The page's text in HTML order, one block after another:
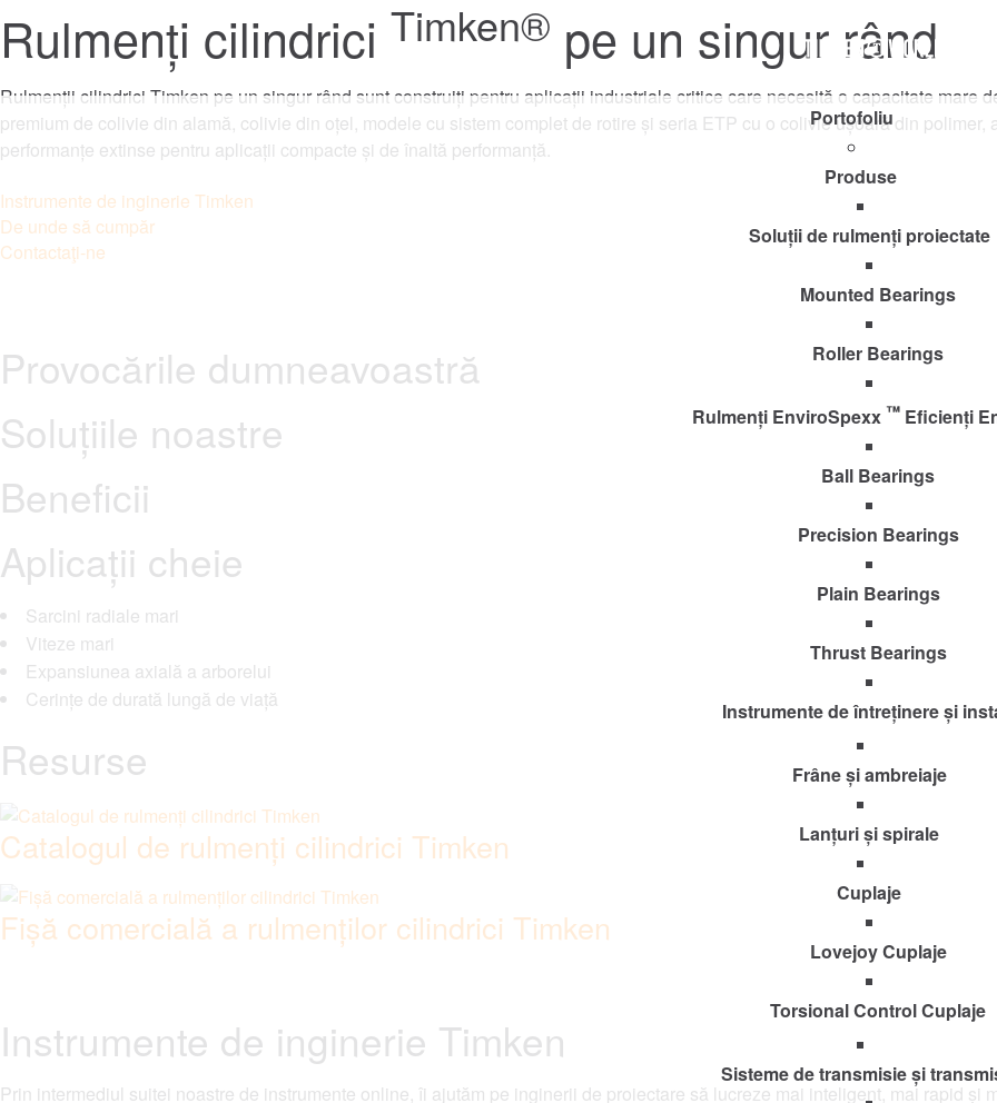
Timken
World
Portofoliu
Produse
Soluții de rulmenți proiectate
Mounted Bearings
Roller Bearings
Rulmenți EnviroSpexx ™ Eficienți
Ball Bearings
Precision Bearings
Plain Bearings
Thrust Bearings
Instrumente de întreținere și
Frâne și ambreiaje
Lanțuri și spirale
Cuplaje
Lovejoy Cuplaje
Torsional Control Cuplaje
Sisteme de transmisie și
Rulmenți cilindrici Timken® pe un singur rând
Rulmenții cilindrici Timken pe un singur rând sunt construiți pentru aplicații industriale critice care necesită o capacitate mare
premium de colivie din alamă, colivie din oțel, modele cu sistem complet de rotire și seria ETP cu o colivie ușoară din
performanțe extinse pentru aplicații compacte și de înaltă performanță.
Instrumente de inginerie Timken
De unde să cumpăr
Contactaţi-ne
Provocările dumneavoastră
Soluțiile noastre
Beneficii
Aplicații cheie
Sarcini radiale mari
Viteze mari
Expansiunea axială a arborelui
Cerințe de durată lungă de viață
Resurse
Catalogul de rulmenți cilindrici Timken
Fișă comercială a rulmenților cilindrici Timken
Instrumente de inginerie Timken
Prin intermediul suitei noastre de instrumente online, îi ajutăm pe inginerii de proiectare să lucreze mai inteligent, mai rapid și